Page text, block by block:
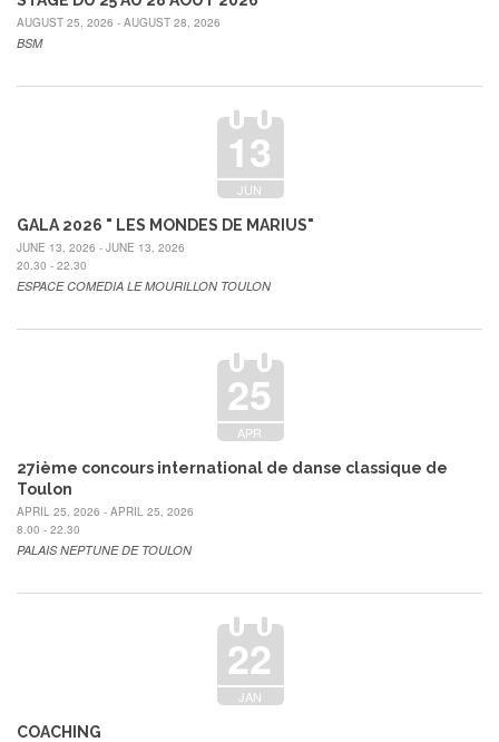
AUGUST 25, 2026 - AUGUST 28, 2026
BSM
13
JUN
GALA 2026 " LES MONDES DE MARIUS"
JUNE 13, 2026 - JUNE 13, 2026
20.30 - 22.30
ESPACE COMEDIA LE MOURILLON TOULON
25
APR
27ième concours international de danse classique de
Toulon
APRIL 25, 2026 - APRIL 25, 2026
8.00 - 22.30
PALAIS NEPTUNE DE TOULON
22
JAN
COACHING